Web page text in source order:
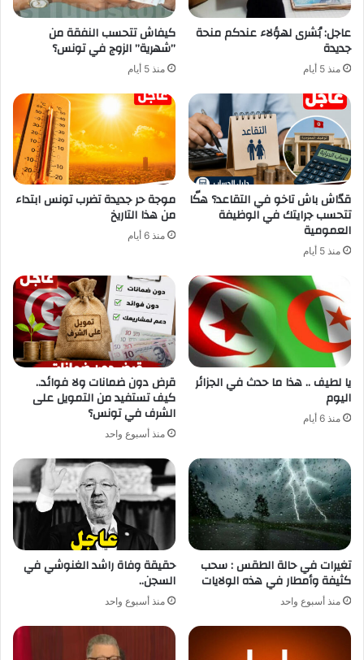
عاجل: بُشرى لهؤلاء عندكم منحة
جديدة
منذ 5 أيام
كيفاش تتحسب النفقة من
”شهرية” الزوج في تونس؟
منذ 5 أيام
قدّاش باش تاخو في التقاعد؟ هكّا
تتحسب جرايتك في الوظيفة
العمومية
منذ 5 أيام
موجة حر جديدة تضرب تونس ابتداء
من هذا التاريخ
منذ 6 أيام
يا لطيف .. هذا ما حدث في الجزائر
اليوم
منذ 6 أيام
قرض دون ضمانات ولا فوائد..
كيف تستفيد من التمويل على
الشرف في تونس؟
منذ أسبوع واحد
تغيرات في حالة الطقس : سحب
كثيفة وأمطار في هذه الولايات
منذ أسبوع واحد
حقيقة وفاة راشد الغنوشي في
السجن..
منذ أسبوع واحد